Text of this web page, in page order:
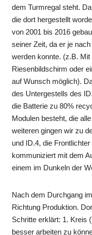
dem Turmregal steht.
die dort hergestellt
von 2001 bis 2016
seiner Zeit, da er je
werden konnte. (z.B.
Riesenbildschirm oder
auf Wunsch möglich).
des Untergestells des
die Batterie zu 80%
Modulen besteht, die
weiteren gingen wir zu
und ID.4, die
kommuniziert mit dem
einem im Dunkeln der
Nach dem Durchgang
Richtung Produktion.
Schritte erklärt: 1. Kreis
besser arbeiten zu